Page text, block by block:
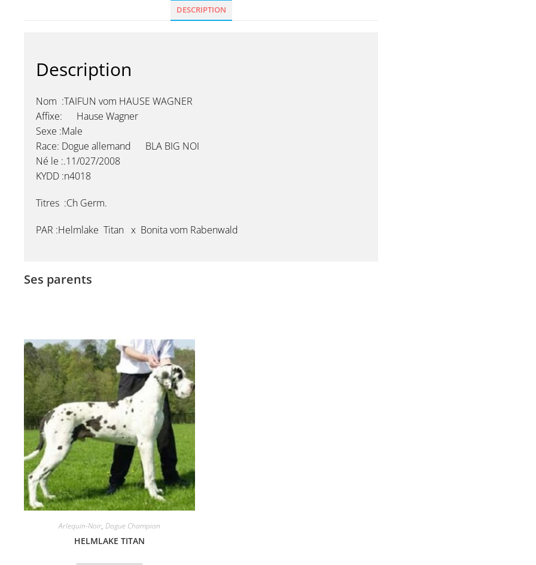
DESCRIPTION
Description
Nom :TAIFUN vom HAUSE WAGNER
Affixe: Hause Wagner
Sexe :Male
Race: Dogue allemand BLA BIG NOI
Né le :.11/027/2008
KYDD :n4018
Titres :Ch Germ.
PAR :Helmlake Titan x Bonita vom Rabenwald
Ses parents
Arlequin-Noir, Dogue Champion
HELMLAKE TITAN